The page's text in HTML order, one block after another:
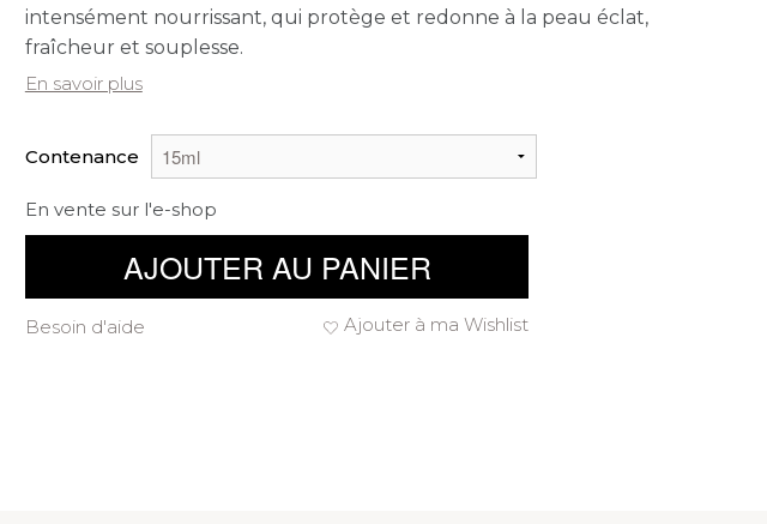
intensément nourrissant, qui protège et redonne à la peau éclat,
fraîcheur et souplesse.
En savoir plus
Contenance
En vente sur l'e-shop
AJOUTER AU PANIER
Ajouter à ma Wishlist
Besoin d'aide